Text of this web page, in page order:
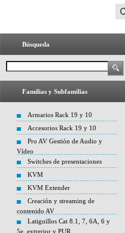
Búsqueda
Familias y Subfamilias
Armarios Rack 19 y 10
Accesorios Rack 19 y 10
Pro AV Gestión de Audio y
Vídeo
Switches de presentaciones
KVM
KVM Extender
Creación y streaming de
contenido AV
Latiguillos Cat 8.1, 7, 6A, 6 y
5e, extrerior y PUR